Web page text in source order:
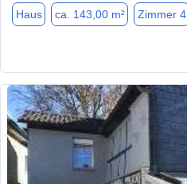
Haus ca. 143,00 m² Zimmer 4